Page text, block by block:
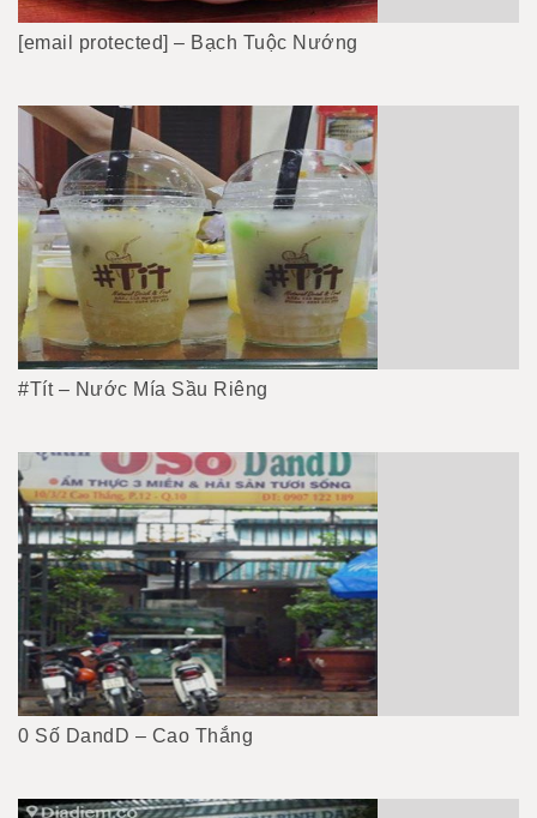
[email protected] – Bạch Tuộc Nướng
#Tít – Nước Mía Sầu Riêng
0 Số DandD – Cao Thắng